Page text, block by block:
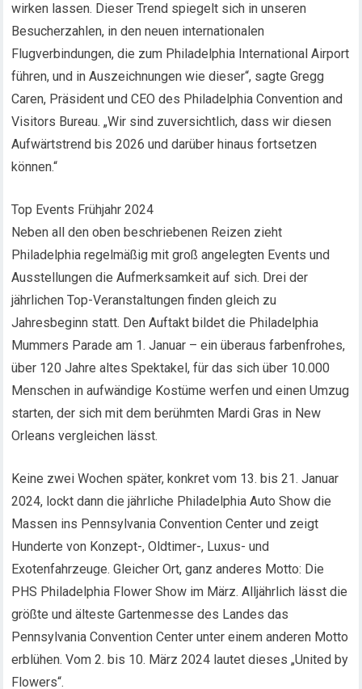
wirken lassen. Dieser Trend spiegelt sich in unseren
Besucherzahlen, in den neuen internationalen
Flugverbindungen, die zum Philadelphia International Airport
führen, und in Auszeichnungen wie dieser“, sagte Gregg
Caren, Präsident und CEO des Philadelphia Convention and
Visitors Bureau. „Wir sind zuversichtlich, dass wir diesen
Aufwärtstrend bis 2026 und darüber hinaus fortsetzen
können.“
Top Events Frühjahr 2024
Neben all den oben beschriebenen Reizen zieht
Philadelphia regelmäßig mit groß angelegten Events und
Ausstellungen die Aufmerksamkeit auf sich. Drei der
jährlichen Top-Veranstaltungen finden gleich zu
Jahresbeginn statt. Den Auftakt bildet die Philadelphia
Mummers Parade am 1. Januar – ein überaus farbenfrohes,
über 120 Jahre altes Spektakel, für das sich über 10.000
Menschen in aufwändige Kostüme werfen und einen Umzug
starten, der sich mit dem berühmten Mardi Gras in New
Orleans vergleichen lässt.
Keine zwei Wochen später, konkret vom 13. bis 21. Januar
2024, lockt dann die jährliche Philadelphia Auto Show die
Massen ins Pennsylvania Convention Center und zeigt
Hunderte von Konzept-, Oldtimer-, Luxus- und
Exotenfahrzeuge. Gleicher Ort, ganz anderes Motto: Die
PHS Philadelphia Flower Show im März. Alljährlich lässt die
größte und älteste Gartenmesse des Landes das
Pennsylvania Convention Center unter einem anderen Motto
erblühen. Vom 2. bis 10. März 2024 lautet dieses „United by
Flowers“.